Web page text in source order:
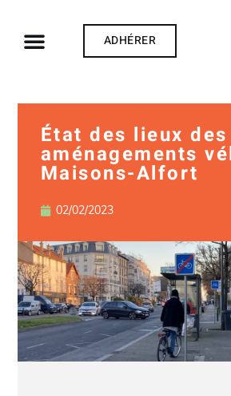
ADHÉRER
État des lieux des
aménagements
Maisons-Alfort
02/02/2023